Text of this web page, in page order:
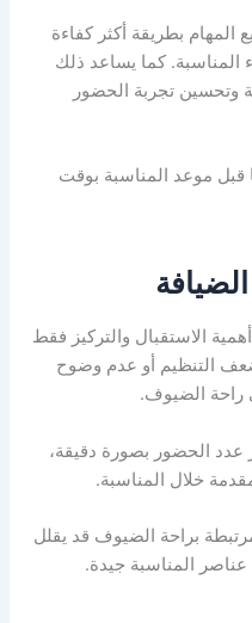
المهام بطريقة أكثر كفاءة
المناسبة. كما يساعد ذلك
وتحسين تجربة الحضور
قبل موعد المناسبة بوقت
الاستقبال والتركيز فقط
التنظيم أو عدم وضوح
راحة الضيوف.
عدد الحضور بصورة دقيقة،
خلال المناسبة.
براحة الضيوف قد يقلل
المناسبة جيدة.